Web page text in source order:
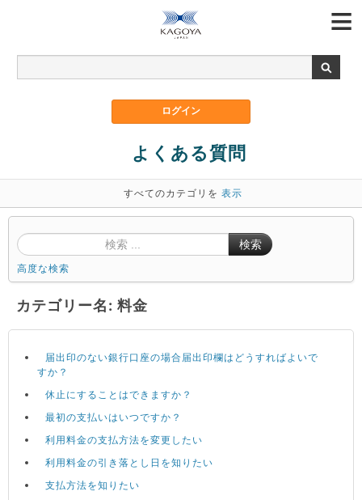
よくある質問
すべてのカテゴリを 表示
検索
高度な検索
カテゴリー名: 料金
届出印のない銀行口座の場合届出印欄はどうすればよいで
すか？
休止にすることはできますか？
最初の支払いはいつですか？
利用料金の支払方法を変更したい
利用料金の引き落とし日を知りたい
支払方法を知りたい